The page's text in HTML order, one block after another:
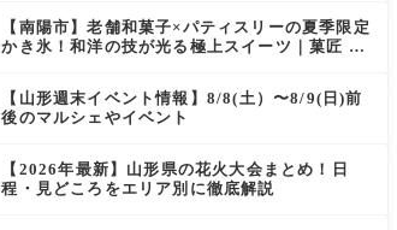
【南陽市】老舗和菓子×パティスリーの夏季限定
かき氷！和洋の技が光る極上スイーツ｜菓匠 萬
【山形週末イベント情報】8/8(土）〜8/9(日)前
後のマルシェやイベント
【2026年最新】山形県の花火大会まとめ！日
程・見どころをエリア別に徹底解説